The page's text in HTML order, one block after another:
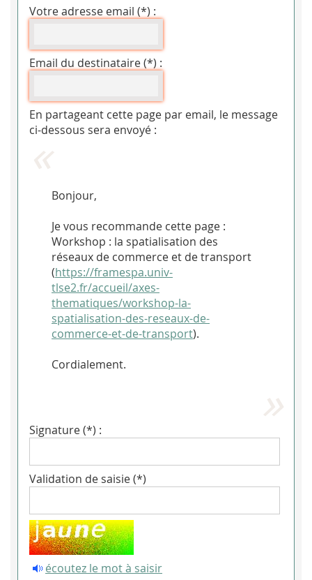
Votre adresse email (*) :
Email du destinataire (*) :
En partageant cette page par email, le message
ci-dessous sera envoyé :
Bonjour,
Je vous recommande cette page :
Workshop : la spatialisation des
réseaux de commerce et de transport
(https://framespa.univ-
tlse2.fr/accueil/axes-
thematiques/workshop-la-
spatialisation-des-reseaux-de-
commerce-et-de-transport).
Cordialement.
Signature (*) :
Validation de saisie (*)
écoutez le mot à saisir